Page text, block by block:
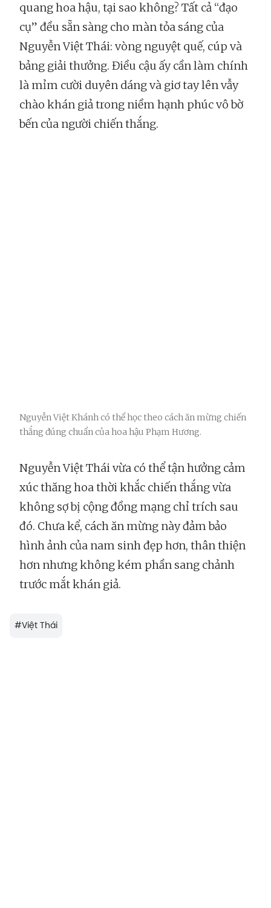
quang hoa hậu, tại sao không? Tất cả “đạo
cụ” đều sẵn sàng cho màn tỏa sáng của
Nguyễn Việt Thái: vòng nguyệt quế, cúp và
bảng giải thưởng. Điều cậu ấy cần làm chính
là mỉm cười duyên dáng và giơ tay lên vẫy
chào khán giả trong niềm hạnh phúc vô bờ
bến của người chiến thắng.
Nguyễn Việt Khánh có thể học theo cách ăn mừng chiến
thắng đúng chuẩn của hoa hậu Phạm Hương.
Nguyễn Việt Thái vừa có thể tận hưởng cảm
xúc thăng hoa thời khắc chiến thắng vừa
không sợ bị cộng đồng mạng chỉ trích sau
đó. Chưa kể, cách ăn mừng này đảm bảo
hình ảnh của nam sinh đẹp hơn, thân thiện
hơn nhưng không kém phần sang chảnh
trước mắt khán giả.
#Việt Thái